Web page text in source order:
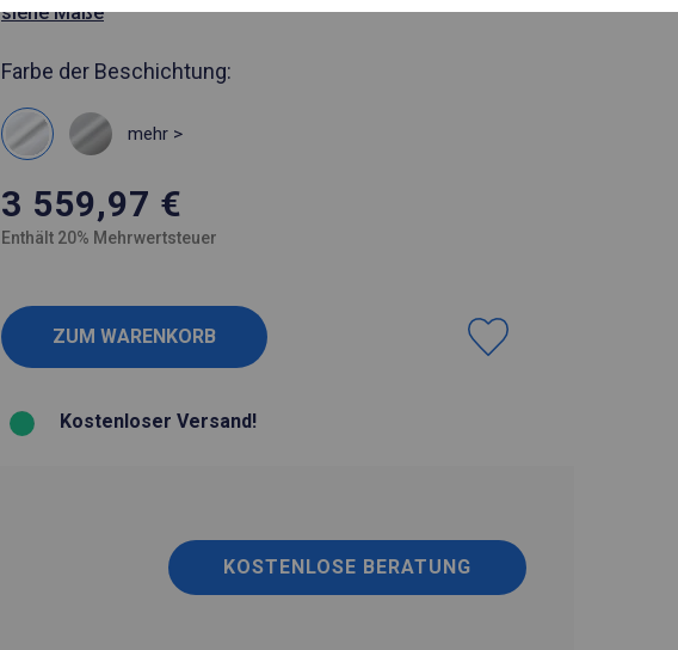
siehe Maße
Farbe der Beschichtung:
mehr >
3 559,97 €
Enthält 20% Mehrwertsteuer
Kostenloser Versand!
KOSTENLOSE BERATUNG